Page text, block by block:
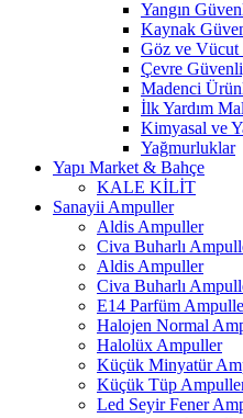
Yangın
Kaynak
Göz ve Vücut
Çevre
Madenci
İlk Yardım
Kimyasal ve
Yağmurluklar
Yapı Market & Bahçe
KALE KİLİT
Sanayii Ampuller
Aldis Ampuller
Civa Buharlı
Aldis Ampuller
Civa Buharlı
E14 Parfüm
Halojen Normal
Halolüx Ampuller
Küçük Minyatür
Küçük Tüp
Led Seyir Fener